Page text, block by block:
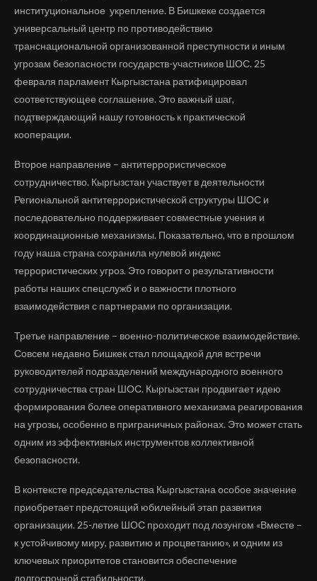
институциональное укрепление. В Бишкеке создается
универсальный центр по противодействию
транснациональной организованной преступности и иным
угрозам безопасности государств-участников ШОС. 25
февраля парламент Кыргызстана ратифицировал
соответствующее соглашение. Это важный шаг,
подтверждающий нашу готовность к практической
кооперации.
Второе направление – антитеррористическое
сотрудничество. Кыргызстан участвует в деятельности
Региональной антитеррористической структуры ШОС и
последовательно поддерживает совместные учения и
координационные механизмы. Показательно, что в прошлом
году наша страна сохранила нулевой индекс
террористических угроз. Это говорит о результативности
работы наших спецслужб и о важности плотного
взаимодействия с партнерами по организации.
Третье направление – военно-политическое взаимодействие.
Совсем недавно Бишкек стал площадкой для встречи
руководителей подразделений международного военного
сотрудничества стран ШОС. Кыргызстан продвигает идею
формирования более оперативного механизма реагирования
на угрозы, особенно в приграничных районах. Это может стать
одним из эффективных инструментов коллективной
безопасности.
В контексте председательства Кыргызстана особое значение
приобретает предстоящий юбилейный этап развития
организации. 25-летие ШОС проходит под лозунгом «Вместе –
к устойчивому миру, развитию и процветанию», и одним из
ключевых приоритетов становится обеспечение
долгосрочной стабильности.